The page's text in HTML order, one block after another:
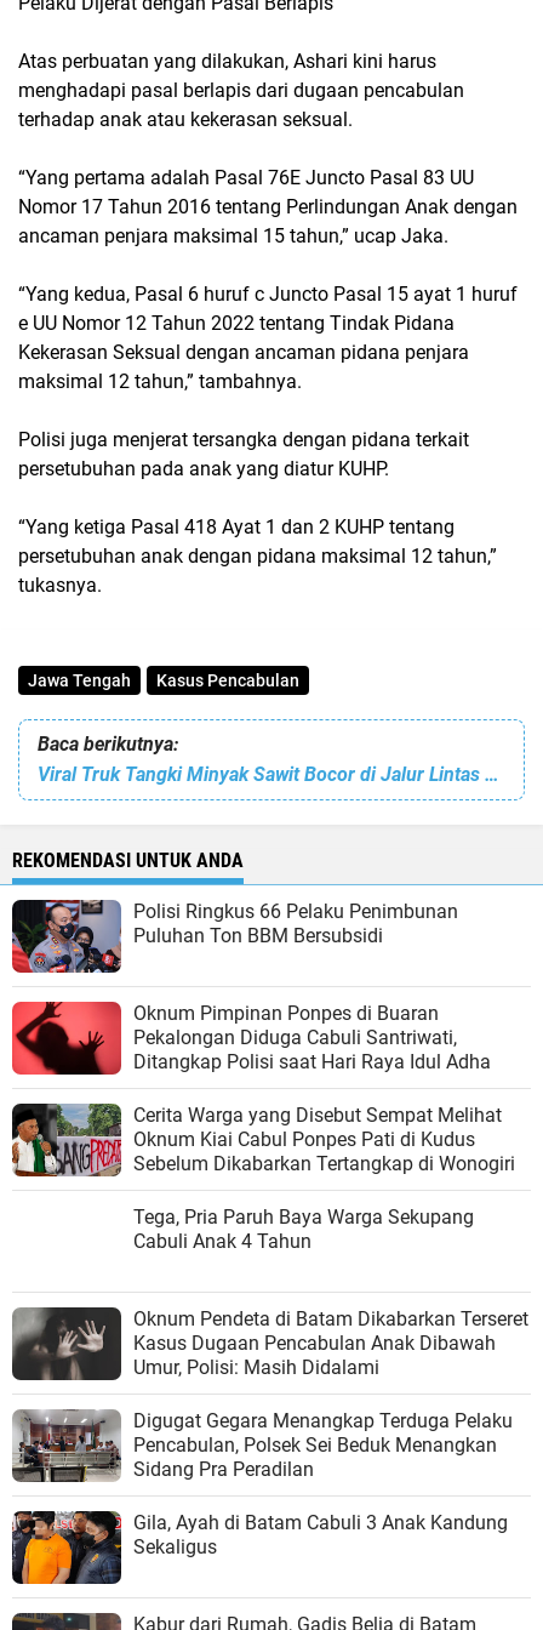
Atas perbuatan yang dilakukan, Ashari kini harus
menghadapi pasal berlapis dari dugaan pencabulan
terhadap anak atau kekerasan seksual.
“Yang pertama adalah Pasal 76E Juncto Pasal 83 UU
Nomor 17 Tahun 2016 tentang Perlindungan Anak dengan
ancaman penjara maksimal 15 tahun,” ucap Jaka.
“Yang kedua, Pasal 6 huruf c Juncto Pasal 15 ayat 1 huruf
e UU Nomor 12 Tahun 2022 tentang Tindak Pidana
Kekerasan Seksual dengan ancaman pidana penjara
maksimal 12 tahun,” tambahnya.
Polisi juga menjerat tersangka dengan pidana terkait
persetubuhan pada anak yang diatur KUHP.
“Yang ketiga Pasal 418 Ayat 1 dan 2 KUHP tentang
persetubuhan anak dengan pidana maksimal 12 tahun,”
tukasnya.
Jawa Tengah Kasus Pencabulan
Baca berikutnya:
Viral Truk Tangki Minyak Sawit Bocor di Jalur Lintas Sumatera, Diduga Akibat Benturan dengan Kendaraan Lain
REKOMENDASI UNTUK ANDA
Polisi Ringkus 66 Pelaku Penimbunan
Puluhan Ton BBM Bersubsidi
Oknum Pimpinan Ponpes di Buaran
Pekalongan Diduga Cabuli Santriwati,
Ditangkap Polisi saat Hari Raya Idul Adha
Cerita Warga yang Disebut Sempat Melihat
Oknum Kiai Cabul Ponpes Pati di Kudus
Sebelum Dikabarkan Tertangkap di Wonogiri
Tega, Pria Paruh Baya Warga Sekupang
Cabuli Anak 4 Tahun
Oknum Pendeta di Batam Dikabarkan Terseret
Kasus Dugaan Pencabulan Anak Dibawah
Umur, Polisi: Masih Didalami
Digugat Gegara Menangkap Terduga Pelaku
Pencabulan, Polsek Sei Beduk Menangkan
Sidang Pra Peradilan
Gila, Ayah di Batam Cabuli 3 Anak Kandung
Sekaligus
Kabur dari Rumah, Gadis Belia di Batam